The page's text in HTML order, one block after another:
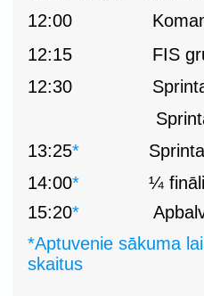
12:00
12:15
FIS
12:30
13:25*
14:00* ¼
15:20*
*Aptuvenie sākuma
skaitus